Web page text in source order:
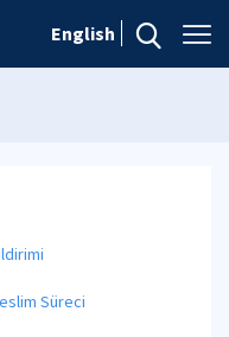
English
Süreci